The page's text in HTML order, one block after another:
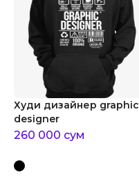
Худи дизайнер graphic
designer
260 000 сум